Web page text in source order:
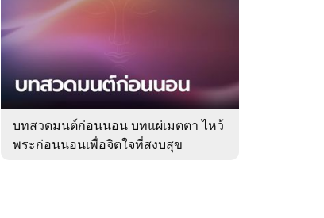
ของ
Sanook
ดูด
บทสวดมนต์ก่อนนอน บทแผ่เมตตา ไหว้
พระก่อนนอนเพื่อจิตใจที่สงบสุข